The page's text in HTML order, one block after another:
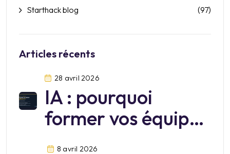
Starthack blog (97)
Articles récents
28 avril 2026
IA : pourquoi
former vos équipes
sur Mistral?
8 avril 2026